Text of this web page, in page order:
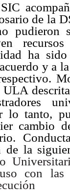
de la
pudieron
ha
y a
lo tanto,
cambio
la
con